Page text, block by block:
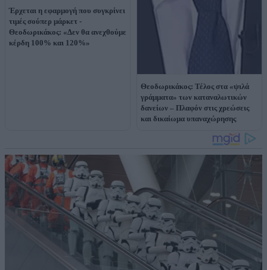
Έρχεται η εφαρμογή που συγκρίνει
τιμές σούπερ μάρκετ -
Θεοδωρικάκος: «Δεν θα ανεχθούμε
κέρδη 100% και 120%»
Θεοδωρικάκος: Τέλος στα «ψιλά
γράμματα» των καταναλωτικών
δανείων – Πλαφόν στις χρεώσεις
και δικαίωμα υπαναχώρησης